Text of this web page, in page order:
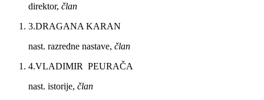
direktor, član
3.DRAGANA KARAN
nast. razredne nastave, član
4.VLADIMIR PEURAČA
nast. istorije, član